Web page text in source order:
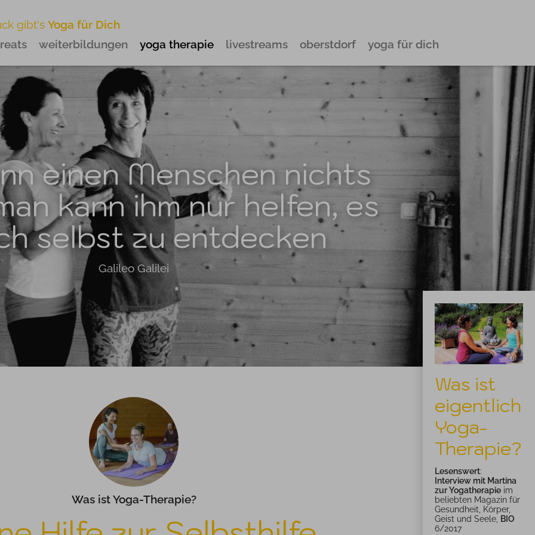
gibt's Yoga für Dich
weiterbildungen yoga therapie livestreams oberstdorf yoga für dich
einen Menschen nichts
kann ihm nur helfen, es
selbst zu entdecken
Galileo Galilei
Was ist Yoga-Therapie?
Was ist
eigentlich
Yoga-
Therapie?
Lesenswert:
Interview mit Martina
zur Yogatherapie im
beliebten Magazin für
Gesundheit, Körper,
Geist und Seele, BIO
6/2017